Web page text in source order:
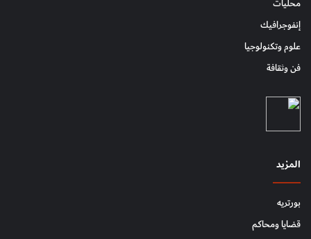
محليات
إنفوجرافيك
علوم وتكنولوجيا
فن وثقافة
المزيد
بورتريه
قضايا ومحاكم